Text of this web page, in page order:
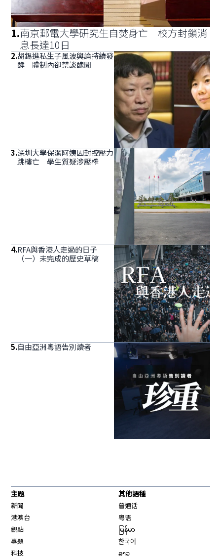
1.南京郵電大學研究生自焚身亡 校方封鎖消
息長達10日
2.胡錫進私生子風波輿論持續發
酵 體制內卻禁談醜聞
3.深圳大學保潔阿姨因封控壓力
跳樓亡 學生質疑涉壓榨
4.RFA與香港人走過的日子
（一）未完成的歷史草稿
5.自由亞洲粵語告別讀者
主題
新聞
港澳台
觀點
專題
科技
其他語種
普通话
粤语
မြန်မာ
한국어
ລາວ